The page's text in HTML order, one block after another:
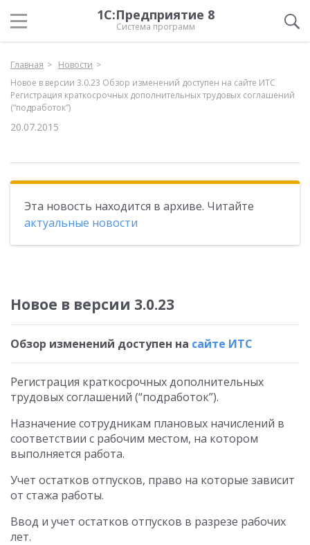
1С:Предприятие 8
Система программ
Главная
Новости
Новое в версии 3.0.23 Обзор изменений доступен на сайте ИТС
Регистрация краткосрочных дополнительных трудовых соглашений
(“подработок”)
20.07.2015
Эта новость находится в архиве. Читайте
актуальные новости
Новое в версии 3.0.23
Обзор изменений доступен на сайте ИТС
Регистрация краткосрочных дополнительных
трудовых соглашений (“подработок”).
Назначение сотрудникам плановых начислений в
соответствии с рабочим местом, на котором
выполняется работа.
Учет остатков отпусков, право на которые зависит
от стажа работы.
Ввод и учет остатков отпусков в разрезе рабочих
лет.